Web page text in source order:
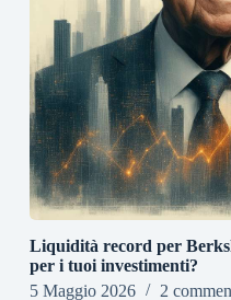
Liquidità record per
per i tuoi investimenti?
5 Maggio 2026
2